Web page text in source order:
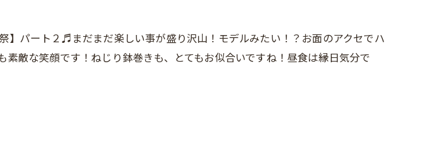
】パート２♬まだまだ楽しい事が盛り沢山！モデルみたい！？お面のアクセでハ
素敵な笑顔です！ねじり鉢巻きも、とてもお似合いですね！昼食は縁日気分で